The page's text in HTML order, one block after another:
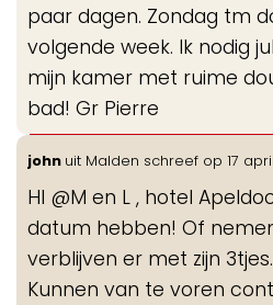
paar dagen. Zondag tm
volgende week. Ik nodig
mijn kamer met ruime
bad! Gr Pierre
john uit Malden schreef op 17
HI @M en L , hotel
datum hebben! Of
verblijven er met zijn
Kunnen van te voren